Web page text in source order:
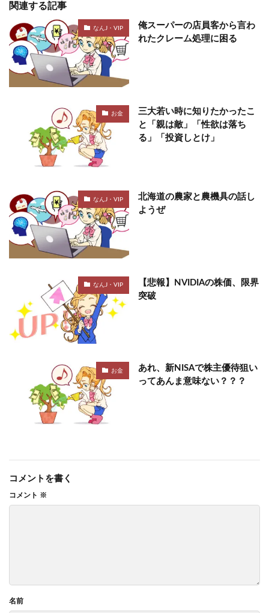
関連する記事
なんJ・VIP
俺スーパーの店員客から言わ
れたクレーム処理に困る
お金
三大若い時に知りたかったこ
と「親は敵」「性欲は落ち
る」「投資しとけ」
なんJ・VIP
北海道の農家と農機具の話し
ようぜ
なんJ・VIP
【悲報】NVIDIAの株価、限界
突破
お金
あれ、新NISAで株主優待狙い
ってあんま意味ない？？？
コメントを書く
コメント ※
名前